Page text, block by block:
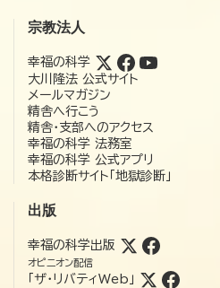
宗教法人
幸福の科学
大川隆法 公式サイト
メールマガジン
精舎へ行こう
精舎・支部へのアクセス
幸福の科学 法務室
幸福の科学 公式アプリ
本格診断サイト「地獄診断」
出版
幸福の科学出版
オピニオン配信
「ザ・リバティWeb」